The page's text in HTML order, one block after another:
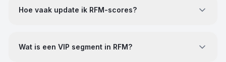
Hoe vaak update ik RFM-scores?
Wat is een VIP segment in RFM?